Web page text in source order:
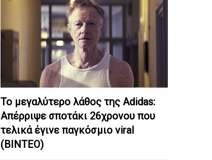
Το μεγαλύτερο λάθος της Adidas:
Απέρριψε σποτάκι 26χρονου που
τελικά έγινε παγκόσμιο viral
(ΒΙΝΤΕΟ)